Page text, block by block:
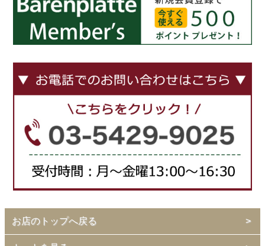
お店のトップへ戻る